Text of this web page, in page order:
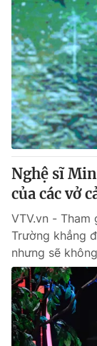
Nghệ sĩ
của các vở
VTV.vn - Tham
Trường khẳng
nhưng sẽ